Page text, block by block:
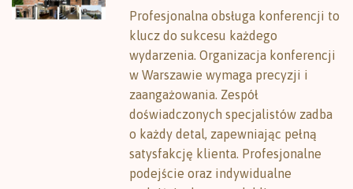
Profesjonalna obsługa konferencji to
klucz do sukcesu każdego
wydarzenia. Organizacja konferencji
w Warszawie wymaga precyzji i
zaangażowania. Zespół
doświadczonych specjalistów zadba
o każdy detal, zapewniając pełną
satysfakcję klienta. Profesjonalne
podejście oraz indywidualne